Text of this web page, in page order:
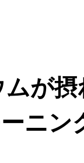
が摂
ニン